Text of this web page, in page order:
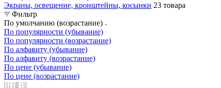
Экраны, освещение, кронштейны, косынки 23 товара
Фильтр
По умолчанию (возрастание)
По популярности (убывание)
По популярности (возрастание)
По алфавиту (убывание)
По алфавиту (возрастание)
По цене (убывание)
По цене (возрастание)